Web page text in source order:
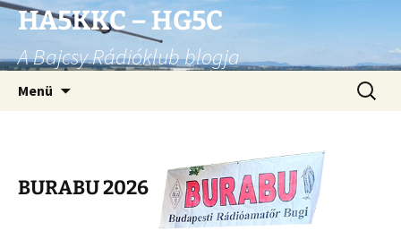
Ugrás
tartalomhoz
HA5KKC – HG5C
A Bajcsy Rádióklub blogja
Menü
BURABU 2026